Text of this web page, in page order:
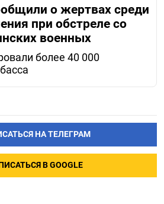
о жертвах среди
при обстреле со
военных
более 40 000
НА ТЕЛЕГРАМ
В GOOGLE